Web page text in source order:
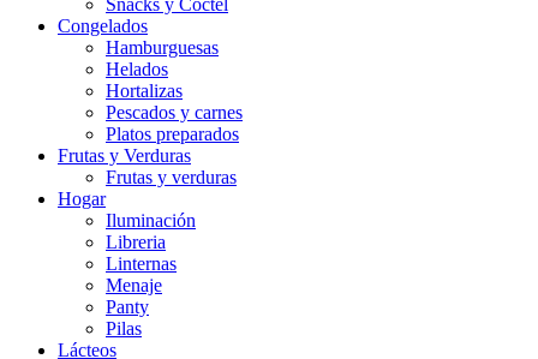
Snacks y Cóctel
Congelados
Hamburguesas
Helados
Hortalizas
Pescados y carnes
Platos preparados
Frutas y Verduras
Frutas y verduras
Hogar
Iluminación
Libreria
Linternas
Menaje
Panty
Pilas
Lácteos